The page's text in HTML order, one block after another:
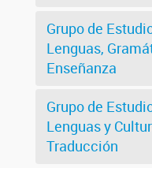
Grupo de
Lenguas,
Enseñanza
Grupo de
Lenguas y
Traducción